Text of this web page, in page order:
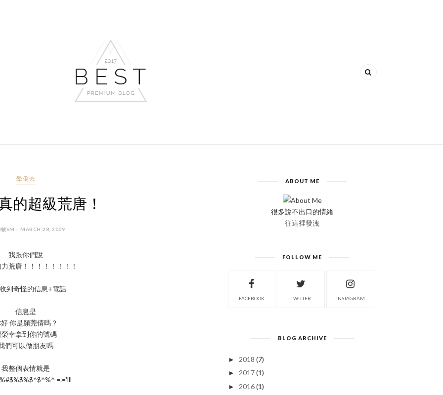
晕倒去
的超級荒唐！
敏SM - MARCH 28, 2009
我跟你們說
荒唐！！！！！！！！
到奇怪的信息+電話
信息是
你是顏莞倩嗎？
榮幸拿到你的號碼
們可以做朋友嗎
我整個表情就是
=.='lll
ABOUT ME
很多說不出口的情緒
往這裡發洩
FOLLOW ME
FACEBOOK TWITTER INSTAGRAM
BLOG ARCHIVE
► 2018 (7)
► 2017 (1)
► 2016 (1)